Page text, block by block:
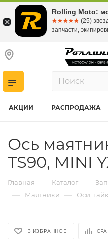
АКЦИИ РАСПРОДАЖА
Ось
TS90, MINI
Главная — Каталог —
— Маятники — Оси,
В ИЗБРАННОЕ
Rolling Moto:
☆☆☆☆☆
★★★★★ (25)
запчасти,